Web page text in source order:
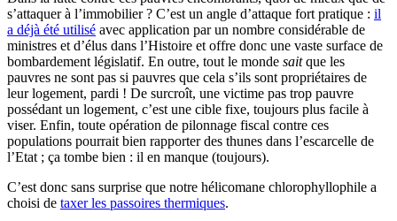
s’attaquer à l’immobilier ? C’est un angle d’attaque fort pratique : il
a déjà été utilisé avec application par un nombre considérable de
ministres et d’élus dans l’Histoire et offre donc une vaste surface de
bombardement législatif. En outre, tout le monde saitque les
pauvres ne sont pas si pauvres que cela s’ils sont propriétaires de
leur logement, pardi ! De surcroît, une victime pas trop pauvre
possédant un logement, c’est une cible fixe, toujours plus facile à
viser. Enfin, toute opération de pilonnage fiscal contre ces
populations pourrait bien rapporter des thunes dans l’escarcelle de
l’Etat ; ça tombe bien : il en manque (toujours).
C’est donc sans surprise que notre hélicomane chlorophyllophile a
choisi de taxer les passoires thermiques.